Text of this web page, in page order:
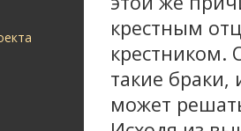
крестным
крестником.
такие
может